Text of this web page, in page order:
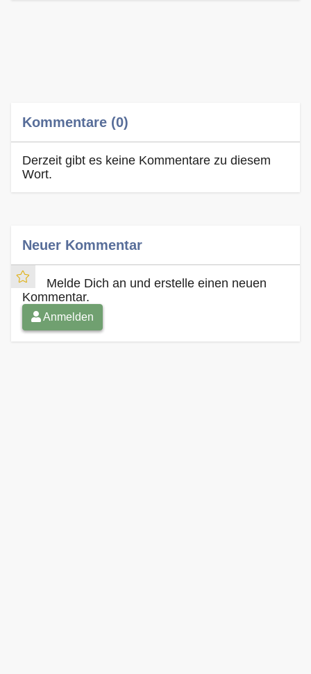
Kommentare (0)
Derzeit gibt es keine Kommentare zu diesem
Wort.
Neuer Kommentar
Melde Dich an und erstelle einen neuen
Kommentar.
Anmelden